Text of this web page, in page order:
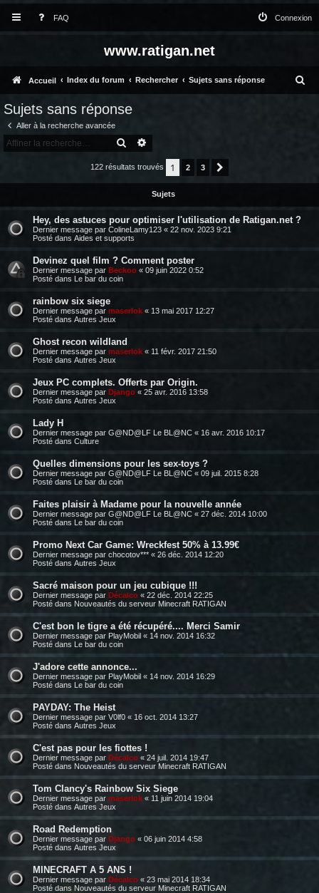
FAQ Connexion
www.ratigan.net
Accueil Index du forum Rechercher Sujets sans réponse
Sujets sans réponse
Aller à la recherche avancée
RECHERCHER
122 résultats trouvés 1 2 3
Sujets
Hey, des astuces pour optimiser l'utilisation de Ratigan.net ?
Dernier message par ColineLamy123 « 22 nov. 2023 9:21
Posté dans Aides et supports
Devinez quel film ? Comment poster
Dernier message par Beckoo « 09 juin 2022 0:52
Posté dans Le bar du coin
rainbow six siege
Dernier message par maserlok « 13 mai 2017 12:27
Posté dans Autres Jeux
Ghost recon wildland
Dernier message par maserlok « 11 févr. 2017 21:50
Posté dans Autres Jeux
Jeux PC complets. Offerts par Origin.
Dernier message par Django « 25 avr. 2016 13:58
Posté dans Autres Jeux
Lady H
Dernier message par G@ND@LF Le BL@NC « 16 avr. 2016 10:17
Posté dans Culture
Quelles dimensions pour les sex-toys ?
Dernier message par G@ND@LF Le BL@NC « 09 juil. 2015 8:28
Posté dans Le bar du coin
Faites plaisir à Madame pour la nouvelle année
Dernier message par G@ND@LF Le BL@NC « 27 déc. 2014 10:00
Posté dans Le bar du coin
Promo Next Car Game: Wreckfest 50% à 13.99€
Dernier message par chocotov*** « 26 déc. 2014 12:20
Posté dans Autres Jeux
Sacré maison pour un jeu cubique !!!
Dernier message par Décalco « 22 déc. 2014 22:25
Posté dans Nouveautés du serveur Minecraft RATIGAN
C'est bon le tigre a été récupéré.... Merci Samir
Dernier message par PlayMobil « 14 nov. 2014 16:32
Posté dans Le bar du coin
J'adore cette annonce...
Dernier message par PlayMobil « 14 nov. 2014 16:29
Posté dans Le bar du coin
PAYDAY: The Heist
Dernier message par V0lf0 « 16 oct. 2014 13:27
Posté dans Autres Jeux
C'est pas pour les fiottes !
Dernier message par Décalco « 24 juil. 2014 19:47
Posté dans Nouveautés du serveur Minecraft RATIGAN
Tom Clancy's Rainbow Six Siege
Dernier message par maserlok « 11 juin 2014 19:04
Posté dans Autres Jeux
Road Redemption
Dernier message par Django « 06 juin 2014 4:58
Posté dans Autres Jeux
MINECRAFT A 5 ANS !
Dernier message par Décalco « 23 mai 2014 18:34
Posté dans Nouveautés du serveur Minecraft RATIGAN